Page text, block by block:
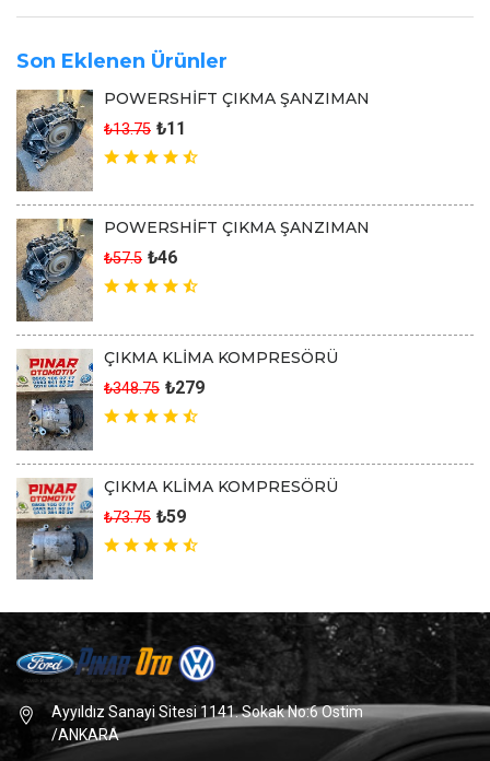
Son Eklenen Ürünler
POWERSHİFT ÇIKMA ŞANZIMAN
₺13.75 ₺11
POWERSHİFT ÇIKMA ŞANZIMAN
₺57.5 ₺46
ÇIKMA KLİMA KOMPRESÖRÜ
₺348.75 ₺279
ÇIKMA KLİMA KOMPRESÖRÜ
₺73.75 ₺59
Ayyıldız Sanayi Sitesi 1141. Sokak No:6 Ostim
/ANKARA